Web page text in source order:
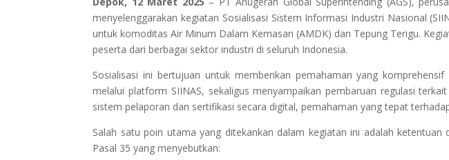
menyelenggarakan kegiatan Sosialisasi Sistem Informasi Industri Nasional
untuk komoditas Air Minum Dalam Kemasan (AMDK) dan Tepung Terigu.
peserta dari berbagai sektor industri di seluruh Indonesia.
Sosialisasi ini bertujuan untuk memberikan pemahaman yang
melalui platform SIINAS, sekaligus menyampaikan pembaruan regulasi
sistem pelaporan dan sertifikasi secara digital, pemahaman yang tepat
Salah satu poin utama yang ditekankan dalam kegiatan ini adalah
Pasal 35 yang menyebutkan: